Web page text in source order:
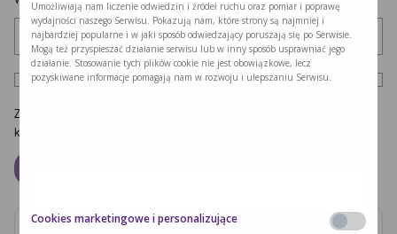
Zapamiętaj moje dane w tej przeglądarce podczas pisania kolejnych
komentarzy.
Umożliwiają nam liczenie odwiedzin i źródeł ruchu oraz pomiar i poprawę
wydajności naszego Serwisu. Pokazują nam, które strony są najmniej i
najbardziej popularne i w jaki sposób odwiedzający poruszają się po Serwisie.
Mogą też przyspieszać działanie serwisu lub w inny sposób usprawniać jego
działanie. Stosowanie tych plików cookie nie jest obowiązkowe, lecz
pozyskiwane informacje pomagają nam w rozwoju i ulepszaniu Serwisu.
Cookies marketingowe i personalizujące